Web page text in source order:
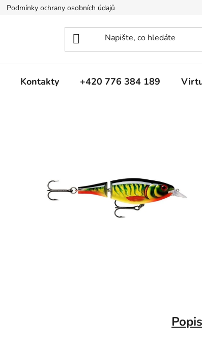
Podmínky ochrany osobních údajů
Kontakty +420 776 384 189
Popis